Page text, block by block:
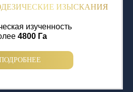
ИЗЫСКАНИЯ
изученность
4800 Га